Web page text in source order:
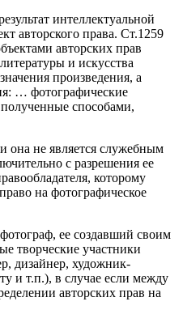
интеллектуальной
авторского права. Ст.1259
авторских прав
и искусства
произведения, а
… фотографические
способами,
она не является служебным
с разрешения ее
которому
на фотографическое
ее создавший своим
творческие участники
дизайнер, художник-
и т.п.), в случае если между
авторских прав на